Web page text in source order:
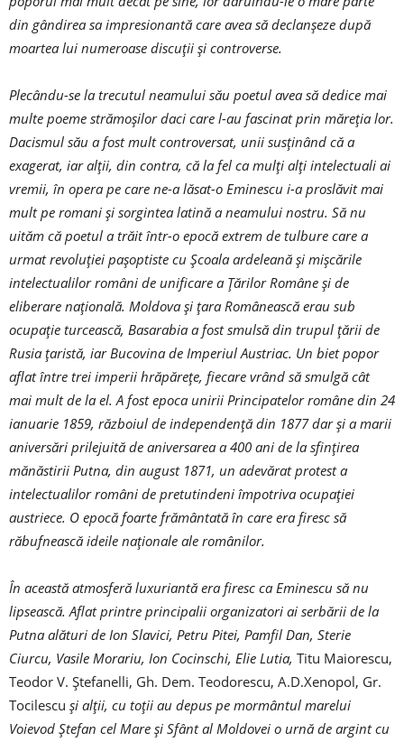
din gândirea sa impresionantă care avea să declanșeze după
moartea lui numeroase discuții și controverse.
Plecându-se la trecutul neamului său poetul avea să dedice mai
multe poeme strămoșilor daci care l-au fascinat prin măreția lor.
Dacismul său a fost mult controversat, unii susținând că a
exagerat, iar alții, din contra, că la fel ca mulți alți intelectuali ai
vremii, în opera pe care ne-a lăsat-o Eminescu i-a proslăvit mai
mult pe romani și sorgintea latină a neamului nostru. Să nu
uităm că poetul a trăit într-o epocă extrem de tulbure care a
urmat revoluției pașoptiste cu Școala ardeleană și mișcările
intelectualilor români de unificare a Țărilor Române și de
eliberare națională. Moldova și țara Românească erau sub
ocupație turcească, Basarabia a fost smulsă din trupul țării de
Rusia țaristă, iar Bucovina de Imperiul Austriac. Un biet popor
aflat între trei imperii hrăpărețe, fiecare vrând să smulgă cât
mai mult de la el. A fost epoca unirii Principatelor române din 24
ianuarie 1859, războiul de independență din 1877 dar și a marii
aniversări prilejuită de aniversarea a 400 ani de la sfințirea
mănăstirii Putna, din august 1871, un adevărat protest a
intelectualilor români de pretutindeni împotriva ocupației
austriece. O epocă foarte frământată în care era firesc să
răbufnească ideile naționale ale românilor.
În această atmosferă luxuriantă era firesc ca Eminescu să nu
lipsească. Aflat printre principalii organizatori ai serbării de la
Putna alături de Ion Slavici, Petru Pitei, Pamfil Dan, Sterie
Ciurcu, Vasile Morariu, Ion Cocinschi, Elie Lutia, Titu Maiorescu,
Teodor V. Ştefanelli, Gh. Dem. Teo­do­rescu, A.D.Xenopol, Gr.
Tocilescu și alții, cu toții au depus pe mormântul marelui
Voievod Ștefan cel Mare și Sfânt al Moldovei o urnă de argint cu